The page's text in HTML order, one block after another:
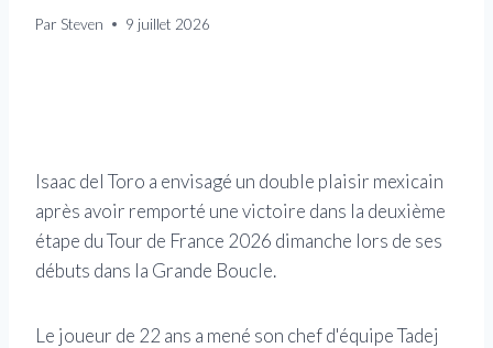
Par Steven 9 juillet 2026
Isaac del Toro a envisagé un double plaisir mexicain
après avoir remporté une victoire dans la deuxième
étape du Tour de France 2026 dimanche lors de ses
débuts dans la Grande Boucle.
Le joueur de 22 ans a mené son chef d'équipe Tadej